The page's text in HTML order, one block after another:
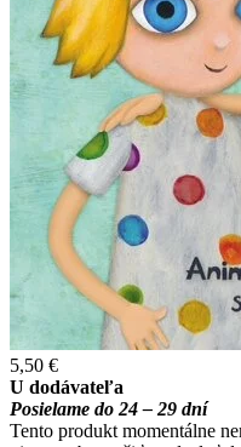
5,50 €
U dodávateľa
Posielame do 24 – 29 dní
Tento produkt momentálne